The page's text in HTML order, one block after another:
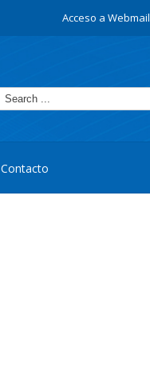
Acceso a Webmail
Contacto